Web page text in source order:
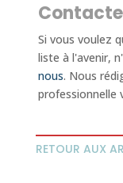
Si vous voulez
liste à l'avenir,
nous. Nous
professionnelle
RETOUR AUX